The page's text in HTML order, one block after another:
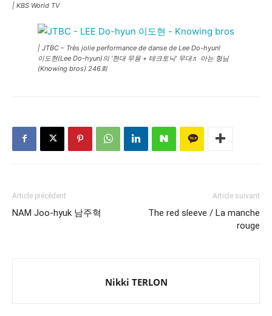
| KBS World TV
| JTBC – Très jolie performance de danse de Lee Do-hyun!
이도현(Lee Do-hyun)의 ‘현대 무용 + 테크토닉’ 무대♬ 아는 형님
(Knowing bros) 246회
Article précédent
NAM Joo-hyuk 남주혁
Article suivant
The red sleeve / La manche
rouge
Nikki TERLON